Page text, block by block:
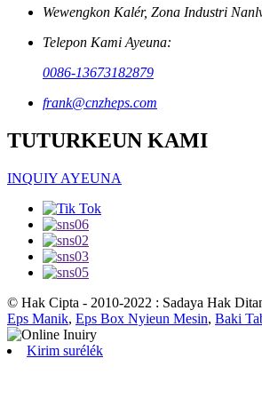
Wewengkon Kalér, Zona Industri
Telepon Kami Ayeuna:
0086-13673182879
frank@cnzheps.com
TUTURKEUN KAMI
INQUIY AYEUNA
© Hak Cipta - 2010-2022 : Sadaya Hak
Eps Manik, Eps Box Nyieun Mesin, Baki
Kirim surélék